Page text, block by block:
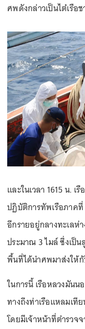
ศพดังกล่าวเป็นไต๋เรือ
และในเวลา 1615 น.
ปฏิบัติการทัพเรือภาคที่
อีกรายอยู่กลางทะเลห่
ประมาณ 3 ไมล์ ซึ่งเป็น
พื้นที่ได้นำศพมาส่งให้กั
ในการนี้ เรือหลวงมัน
ทางถึงท่าเรือแหลมเที
โดยมีเจ้าหน้าที่ตำรวจ